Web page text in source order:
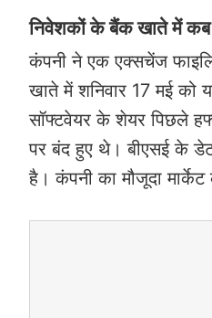
निवेशकों के बैंक खाते में
कंपनी ने एक एक्सचेंज
खाते में शनिवार 17 मई को
सॉफ्टवेयर के शेयर पिछले
पर बंद हुए थे। बीएसई के
है। कंपनी का मौजूदा